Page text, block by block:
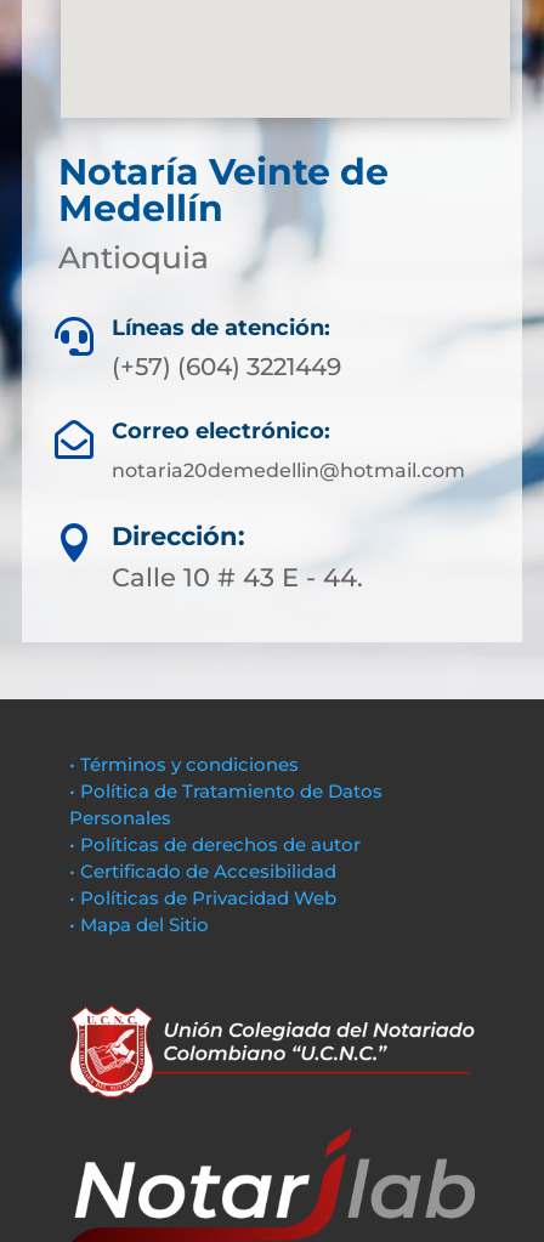
Notaría Veinte de
Medellín
Antioquia
 Líneas de atención:
(+57) (604) 3221449
 Correo electrónico:
notaria20demedellin@hotmail.com

Dirección:
Calle 10 # 43 E - 44.
• Términos y condiciones
• Política de Tratamiento de Datos
Personales
• Políticas de derechos de autor
• Certificado de Accesibilidad
• Políticas de Privacidad Web
• Mapa del Sitio